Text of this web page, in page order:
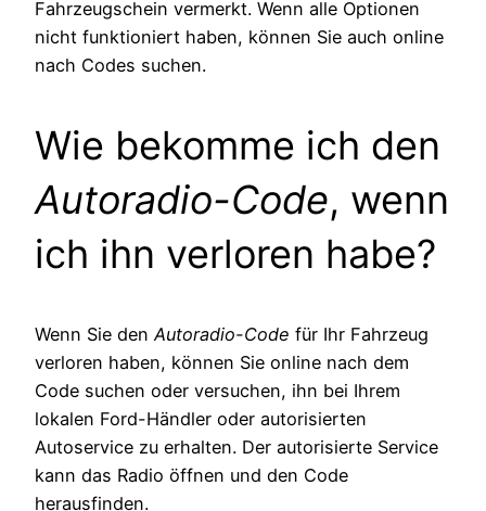
Fahrzeugschein vermerkt. Wenn alle Optionen
nicht funktioniert haben, können Sie auch online
nach Codes suchen.
Wie bekomme ich den
Autoradio-Code, wenn
ich ihn verloren habe?
Wenn Sie den Autoradio-Code für Ihr Fahrzeug
verloren haben, können Sie online nach dem
Code suchen oder versuchen, ihn bei Ihrem
lokalen Ford-Händler oder autorisierten
Autoservice zu erhalten. Der autorisierte Service
kann das Radio öffnen und den Code
herausfinden.